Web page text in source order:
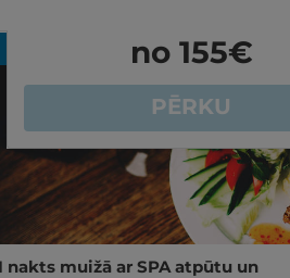
no 155€
PĒRKU
internetā
nakts muižā ar SPA atpūtu un